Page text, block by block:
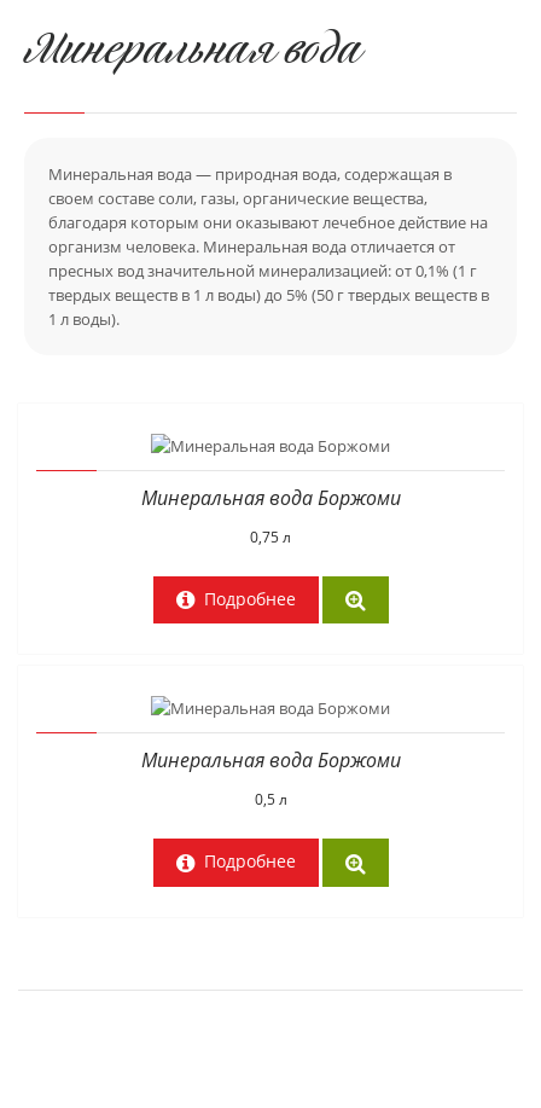
Минеральная вода
Минеральная вода — природная вода, содержащая в
своем составе соли, газы, органические вещества,
благодаря которым они оказывают лечебное действие на
организм человека. Минеральная вода отличается от
пресных вод значительной минерализацией: от 0,1% (1 г
твердых веществ в 1 л воды) до 5% (50 г твердых веществ в
1 л воды).
Минеральная вода Боржоми
0,75 л
Подробнее
Минеральная вода Боржоми
0,5 л
Подробнее